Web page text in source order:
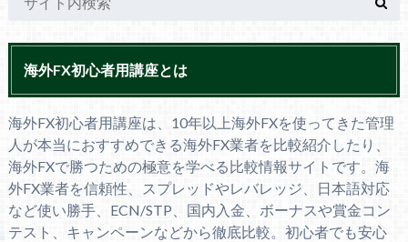
海外FX初心者用講座とは
海外FX初心者用講座は、10年以上海外FXを使ってきた管理
人が本当におすすめできる海外FX業者を比較紹介したり、
海外FXで勝つための極意を学べる比較情報サイトです。海
外FX業者を信頼性、スプレッドやレバレッジ、日本語対応
など使い勝手、ECN/STP、国内入金、ボーナスや賞金コン
テスト、キャンペーンなどから徹底比較。初心者でも安心